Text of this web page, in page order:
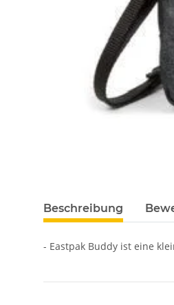
Beschreibung
- Eastpak Buddy ist eine